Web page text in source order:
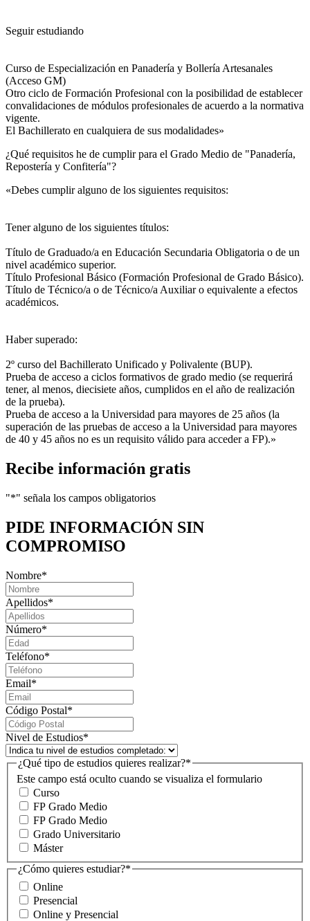
Seguir estudiando
Curso de Especialización en Panadería y Bollería Artesanales
(Acceso GM)
Otro ciclo de Formación Profesional con la posibilidad de establecer
convalidaciones de módulos profesionales de acuerdo a la normativa
vigente.
El Bachillerato en cualquiera de sus modalidades»
¿Qué requisitos he de cumplir para el Grado Medio de "Panadería,
Repostería y Confitería"?
«Debes cumplir alguno de los siguientes requisitos:
Tener alguno de los siguientes títulos:
Título de Graduado/a en Educación Secundaria Obligatoria o de un
nivel académico superior.
Título Profesional Básico (Formación Profesional de Grado Básico).
Título de Técnico/a o de Técnico/a Auxiliar o equivalente a efectos
académicos.
Haber superado:
2º curso del Bachillerato Unificado y Polivalente (BUP).
Prueba de acceso a ciclos formativos de grado medio (se requerirá
tener, al menos, diecisiete años, cumplidos en el año de realización
de la prueba).
Prueba de acceso a la Universidad para mayores de 25 años (la
superación de las pruebas de acceso a la Universidad para mayores
de 40 y 45 años no es un requisito válido para acceder a FP).»
Recibe información gratis
"*" señala los campos obligatorios
PIDE INFORMACIÓN SIN
COMPROMISO
Nombre*
Apellidos*
Número*
Teléfono*
Email*
Código Postal*
Nivel de Estudios*
Este campo está oculto cuando se visualiza el formulario
¿Qué tipo de estudios quieres realizar?*
Curso
FP Grado Medio
FP Grado Medio
Grado Universitario
Máster
¿Cómo quieres estudiar?*
Online
Presencial
Online y Presencial